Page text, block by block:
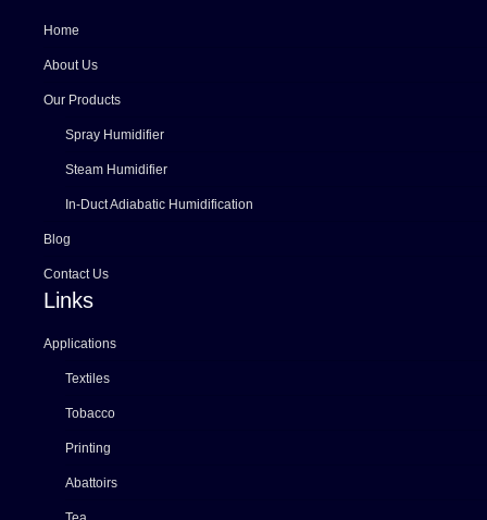
Home
About Us
Our Products
Spray Humidifier
Steam Humidifier
In-Duct Adiabatic Humidification
Blog
Contact Us
Links
Applications
Textiles
Tobacco
Printing
Abattoirs